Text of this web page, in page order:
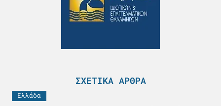
ΣΧΕΤΙΚΆ ΆΡΘΡΑ
Ελλάδα